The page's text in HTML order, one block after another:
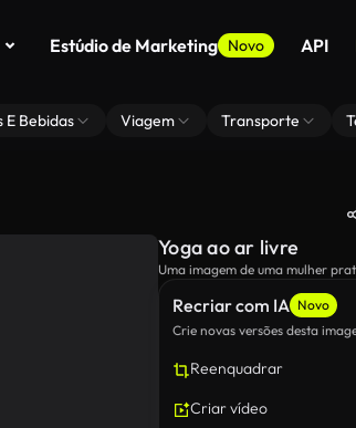
Estúdio de Marketing Novo API
E Bebidas Viagem Transporte
Recriar com IA Novo
Crie novas versões desta
Reenquadrar
Criar vídeo
Yoga ao ar livre
Uma imagem de uma mulher